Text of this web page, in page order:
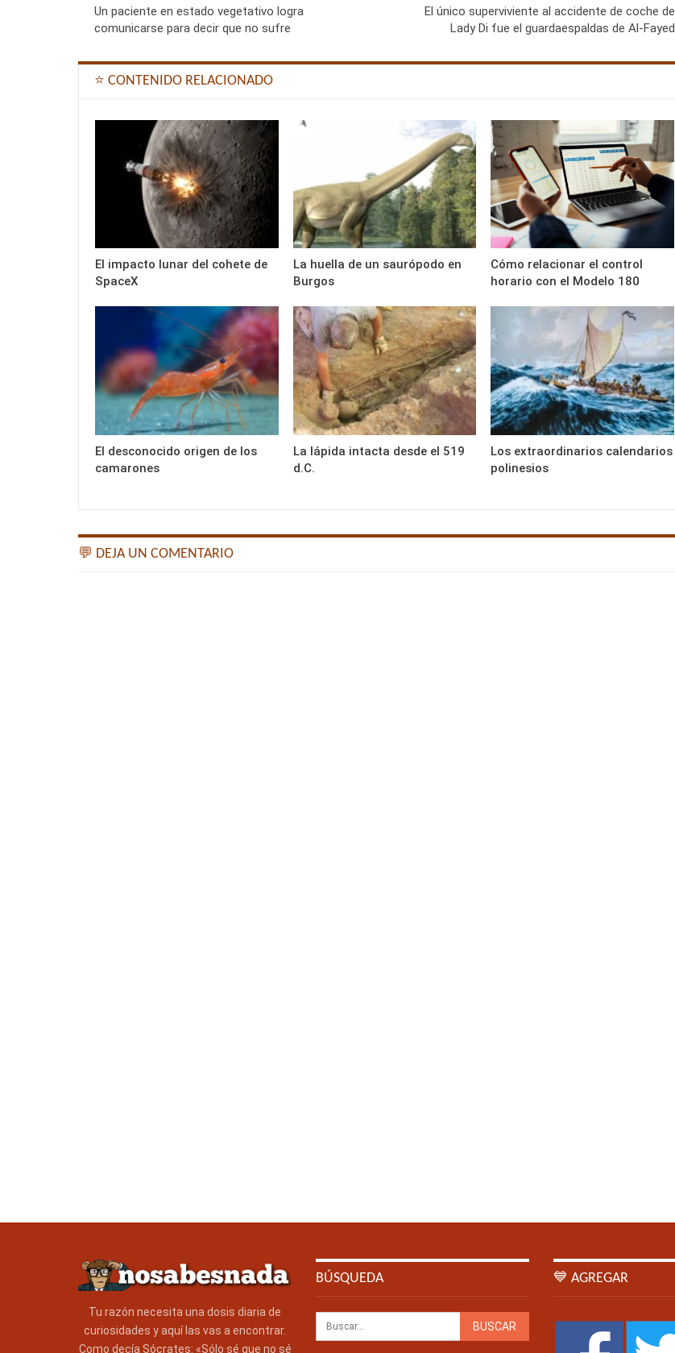
Un paciente en estado vegetativo logra
comunicarse para decir que no sufre
El único superviviente al accidente de coche de
Lady Di fue el guardaespaldas de Al-Fayed
⭐ CONTENIDO RELACIONADO
El impacto lunar del cohete de
SpaceX
La huella de un saurópodo en
Burgos
Cómo relacionar el control
horario con el Modelo 180
El desconocido origen de los
camarones
La lápida intacta desde el 519
d.C.
Los extraordinarios calendarios
polinesios
💬 DEJA UN COMENTARIO
Tu razón necesita una dosis diaria de
curiosidades y aquí las vas a encontrar.
Como decía Sócrates: «Sólo sé que no sé
BÚSQUEDA 💙 AGREGAR